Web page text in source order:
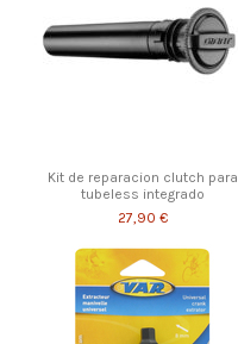
Kit de reparacion clutch para
tubeless integrado
27,90 €